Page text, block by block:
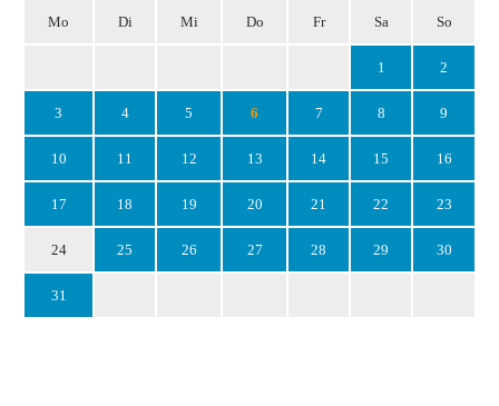
Mo Di Mi Do Fr Sa So
1 2
3 4 5 6 7 8 9
10 11 12 13 14 15 16
17 18 19 20 21 22 23
24 25 26 27 28 29 30
31